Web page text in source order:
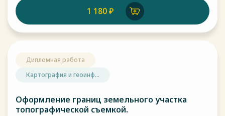
1 180 ₽
Дипломная работа
Картография и геоинф...
Оформление границ земельного участка
топографической съемкой.